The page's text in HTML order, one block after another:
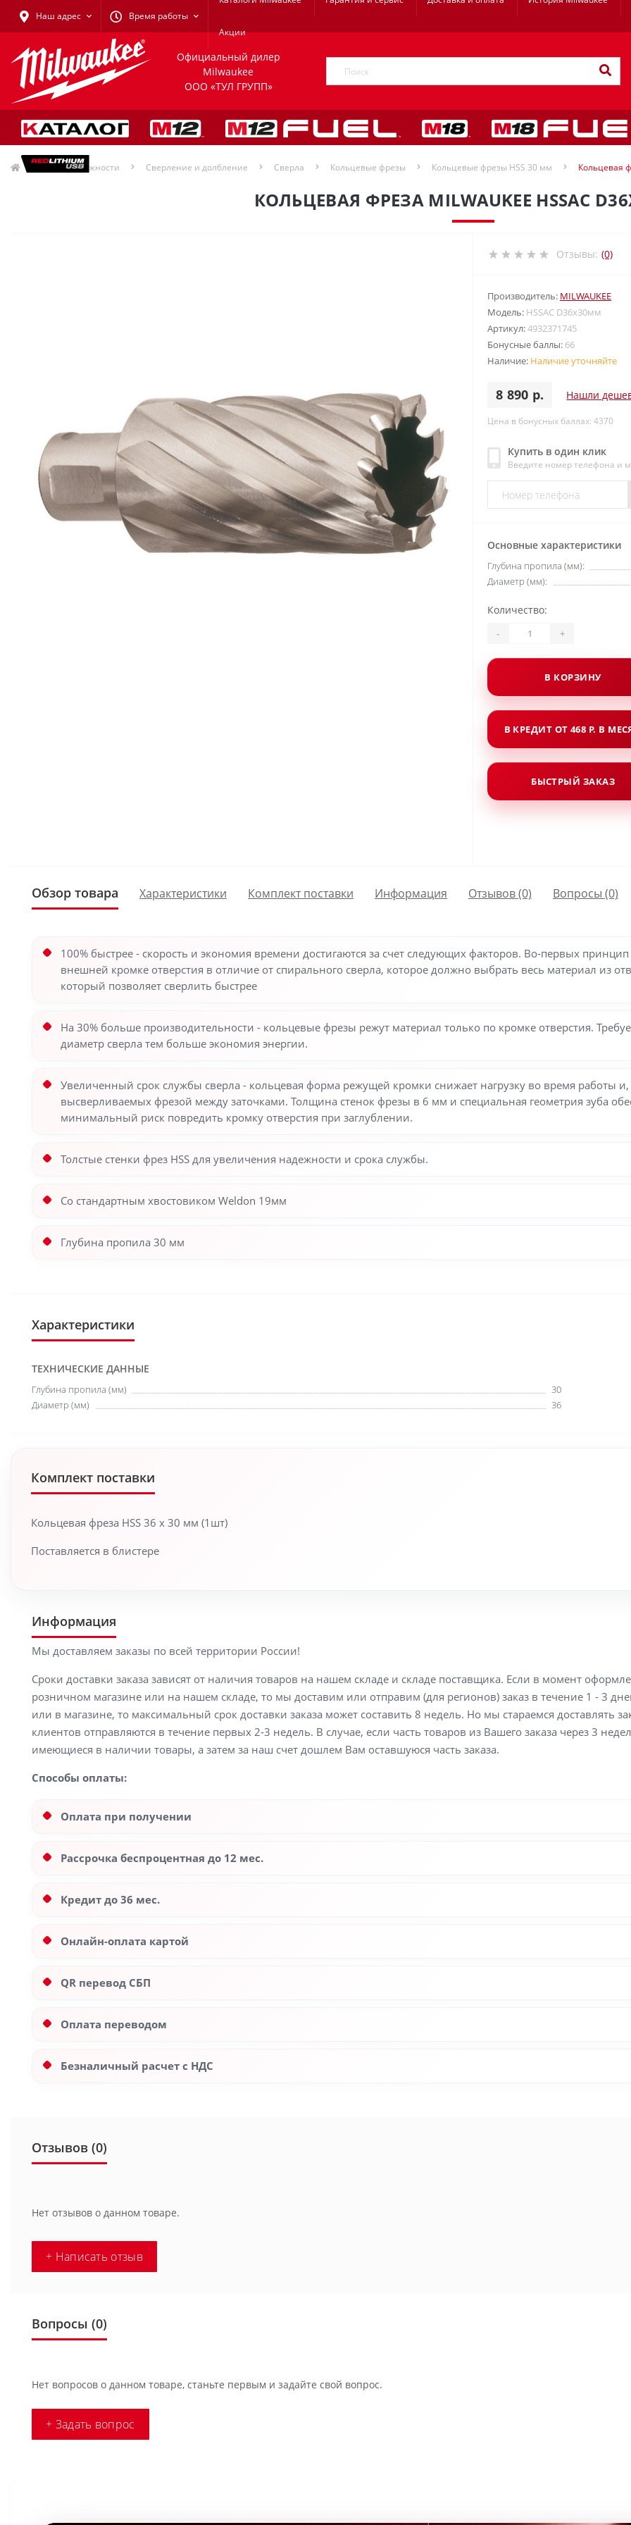
Наш адрес Время работы
Акции
Официальный дилер
Milwaukee
ООО «ТУЛ ГРУПП»
Принадлежности Сверление и долбление Сверла Кольцевые фрезы Кольцевые фрезы HSS 30 мм Кольцевая
КОЛЬЦЕВАЯ ФРЕЗА MILWAUKEE HSSAC
Отзывы: (0)
Производитель: MILWAUKEE
Модель: HSSAC D36х30мм
Артикул:4932371745
Бонусные баллы: 66
Наличие: Наличие уточняйте
8 890 р. Нашли
Цена в бонусных баллах: 4370
Купить в один клик
Введите номер телефона и
Основные характеристики
Глубина пропила (мм):
Диаметр (мм):
Количество:
- +
В КОРЗИНУ
В КРЕДИТ ОТ 468 Р. В
БЫСТРЫЙ ЗАКАЗ
Обзор товара Характеристики Комплект поставки Информация Отзывов (0) Вопросы (0)
100% быстрее - скорость и экономия времени достигаются за счет следующих факторов. Во-первых
внешней кромке отверстия в отличие от спирального сверла, которое должно выбрать весь материал из
который позволяет сверлить быстрее
На 30% больше производительности - кольцевые фрезы режут материал только по кромке отверстия.
диаметр сверла тем больше экономия энергии.
Увеличенный срок службы сверла - кольцевая форма режущей кромки снижает нагрузку во время работы и,
высверливаемых фрезой между заточками. Толщина стенок фрезы в 6 мм и специальная геометрия зуба
минимальный риск повредить кромку отверстия при заглублении.
Толстые стенки фрез HSS для увеличения надежности и срока службы.
Со стандартным хвостовиком Weldon 19мм
Глубина пропила 30 мм
Характеристики
ТЕХНИЧЕСКИЕ ДАННЫЕ
Глубина пропила (мм)
30
Диаметр (мм)
36
Комплект поставки
Кольцевая фреза HSS 36 x 30 мм (1шт)
Поставляется в блистере
Информация
Мы доставляем заказы по всей территории России!
Сроки доставки заказа зависят от наличия товаров на нашем складе и складе поставщика. Если в момент
розничном магазине или на нашем складе, то мы доставим или отправим (для регионов) заказ в течение 1 - 3
или в магазине, то максимальный срок доставки заказа может составить 8 недель. Но мы стараемся доставлять
клиентов отправляются в течение первых 2-3 недель. В случае, если часть товаров из Вашего заказа через 3
имеющиеся в наличии товары, а затем за наш счет дошлем Вам оставшуюся часть заказа.
Способы оплаты:
Оплата при получении
Рассрочка беспроцентная до 12 мес.
Кредит до 36 мес.
Онлайн-оплата картой
QR перевод СБП
Оплата переводом
Безналичный расчет с НДС
Отзывов (0)
Нет отзывов о данном товаре.
+ Написать отзыв
Вопросы (0)
Нет вопросов о данном товаре, станьте первым и задайте свой вопрос.
+ Задать вопрос